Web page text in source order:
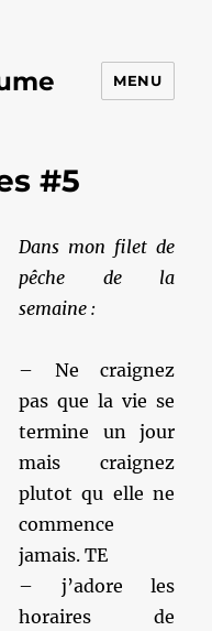
MENU
#5
Dans mon filet de
pêche de la
semaine :
– Ne craignez
pas que la vie se
termine un jour
mais craignez
plutot qu elle ne
commence
jamais. TE
– j’adore les
horaires de